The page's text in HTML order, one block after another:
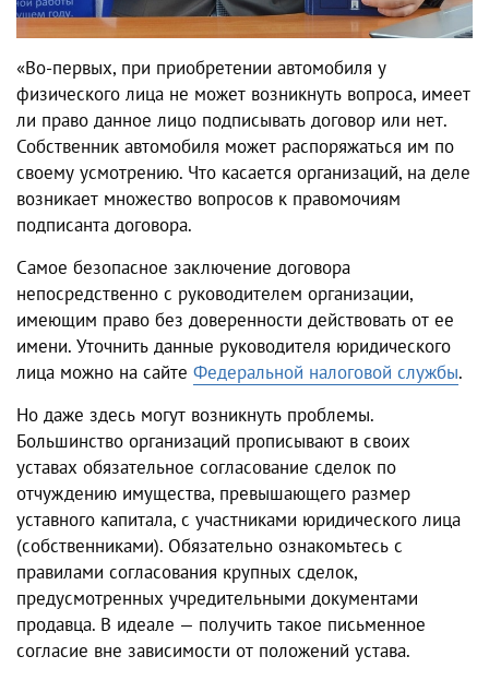
«Во-первых, при приобретении автомобиля у
физического лица не может возникнуть вопроса, имеет
ли право данное лицо подписывать договор или нет.
Собственник автомобиля может распоряжаться им по
своему усмотрению. Что касается организаций, на деле
возникает множество вопросов к правомочиям
подписанта договора.
Самое безопасное заключение договора
непосредственно с руководителем организации,
имеющим право без доверенности действовать от ее
имени. Уточнить данные руководителя юридического
лица можно на сайте Федеральной налоговой службы.
Но даже здесь могут возникнуть проблемы.
Большинство организаций прописывают в своих
уставах обязательное согласование сделок по
отчуждению имущества, превышающего размер
уставного капитала, с участниками юридического лица
(собственниками). Обязательно ознакомьтесь с
правилами согласования крупных сделок,
предусмотренных учредительными документами
продавца. В идеале — получить такое письменное
согласие вне зависимости от положений устава.